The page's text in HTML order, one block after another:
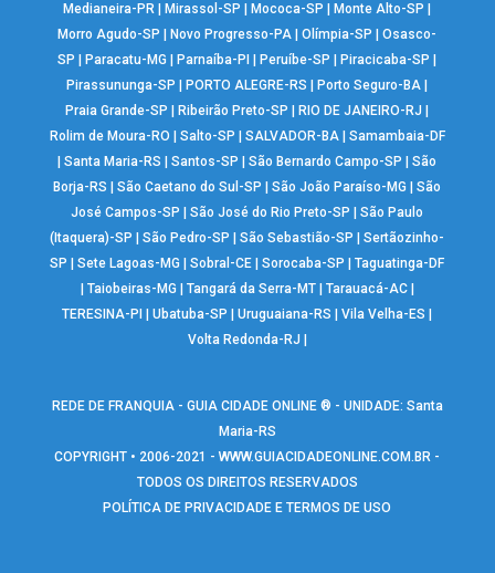
Medianeira-PR
Mirassol-SP Mococa-SP Monte Alto-SP
Morro Agudo-SP
Novo Progresso-PA |Olímpia-SP |Osasco-
SP
Paracatu-MG Parnaíba-PI Peruíbe-SP Piracicaba-SP
Pirassununga-SP
PORTO ALEGRE-RS Porto Seguro-BA
Praia Grande-SP
Ribeirão Preto-SP RIO DE JANEIRO-RJ
Rolim de Moura-RO
Salto-SP SALVADOR-BA| Samambaia-DF
|Santa Maria-RS |Santos-SP |São Bernardo Campo-SP |São
Borja-RS
|São Caetano do Sul-SP |São João Paraíso-MG |São
José Campos-SP
|São José do Rio Preto-SP |São Paulo
(Itaquera)-SP
|São Pedro-SP |São Sebastião-SP |Sertãozinho-
SP
|Sete Lagoas-MG |Sobral-CE |Sorocaba-SP |Taguatinga-DF
Taiobeiras-MG Tangará da Serra-MT| Tarauacá-AC|
TERESINA-PI
|Ubatuba-SP |Uruguaiana-RS |Vila Velha-ES
Volta Redonda-RJ
REDE DE FRANQUIA - GUIA CIDADE ONLINE ® - UNIDADE: Santa
Maria-RS
COPYRIGHT • 2006-2021 -WWW.GUIACIDADEONLINE.COM.BR -
TODOS OS DIREITOS RESERVADOS
POLÍTICA DE PRIVACIDADE E TERMOS DE USO